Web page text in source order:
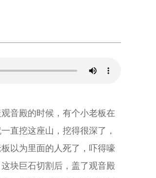
音殿的时候，有个小老板在
直挖这座山，挖得很深了，
以为里面的人死了，吓得嚎
块巨石切割后，盖了观音殿